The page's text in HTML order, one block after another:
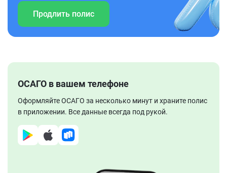
Продлить полис
ОСАГО в вашем телефоне
Оформляйте ОСАГО за несколько минут и храните полис
в приложении. Все данные всегда под рукой.